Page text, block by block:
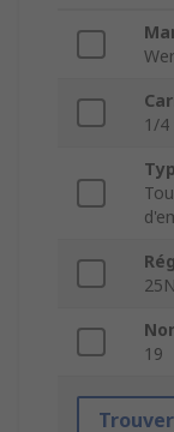
1/4
19